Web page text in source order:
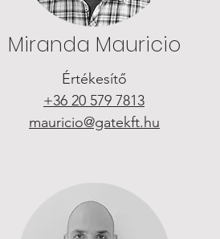
Miranda Mauricio
Értékesítő
+36 20 579 7813
mauricio@gatekft.hu